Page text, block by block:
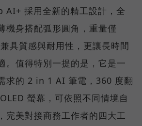
採用全新的精工設計，全
機身搭配弧形圓角，重量僅
具質感與耐用性，更讓長時間
。值得特別一提的是，它是一
求的 2 in 1 AI 筆電，360 度翻
螢幕，可依照不同情境自
完美對接商務工作者的四大工